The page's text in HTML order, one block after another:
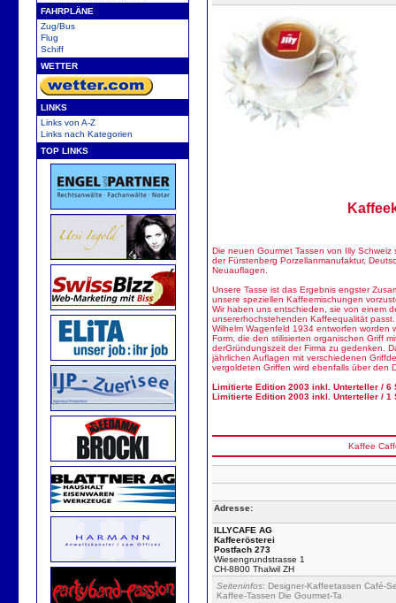
FAHRPLÄNE
Zug/Bus
Flug
Schiff
WETTER
LINKS
Links von A-Z
Links nach Kategorien
TOP LINKS
Die neuen Gourmet Tassen von Illy
der Fürstenberg Porzellanmanufaktur,
Neuauflagen.
Unsere Tasse ist das Ergebnis engster
unsere speziellen Kaffeemischungen
Wir haben uns entschieden, sie von einem
unsererhochstehenden Kaffeequalität
Wilhelm Wagenfeld 1934 entworfen worden
Form, die den stilisierten organischen Griff
derGründungszeit der Firma zu gedenken.
jährlichen Auflagen mit verschiedenen
vergoldeten Griffen wird ebenfalls über den
Limitierte Edition 2003 inkl. Unterteller / 6
Limitierte Edition 2003 inkl. Unterteller / 1
Kaffee
Adresse:
ILLYCAFE AG
Kaffeerösterei
Postfach 273
Wiesengrundstrasse 1
CH-8800 Thalwil ZH
Seiteninfos: Designer-Kaffeetassen Café-
Kaffee-Tassen Die Gourmet-Ta